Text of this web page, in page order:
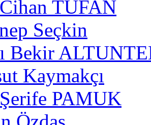
TUFAN
Seçkin
Bekir
Kaymakçı
PAMUK